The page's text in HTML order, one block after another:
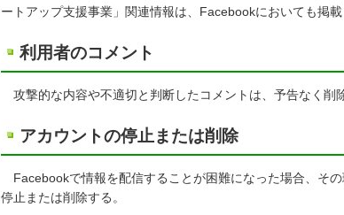
ートアップ支援事業」関連情報は、Facebookにおいても掲
利用者のコメント
攻撃的な内容や不適切と判断したコメントは、予告なく削
アカウントの停止または削除
Facebookで情報を配信することが困難になった場合、そ
停止または削除する。